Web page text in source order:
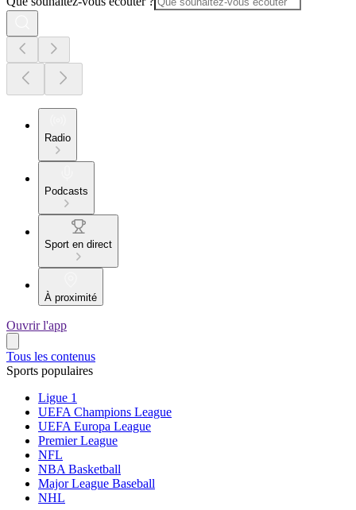
Radio
Podcasts
Sport en direct
À proximité
Ouvrir l'app
Tous les contenus
Sports populaires
Ligue 1
UEFA Champions League
UEFA Europa League
Premier League
NFL
NBA Basketball
Major League Baseball
NHL